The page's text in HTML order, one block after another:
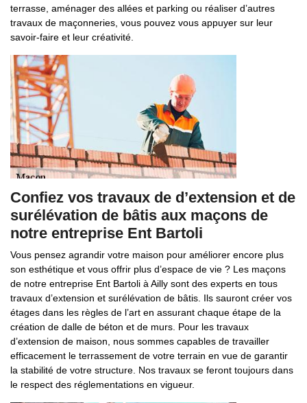
terrasse, aménager des allées et parking ou réaliser d’autres
travaux de maçonneries, vous pouvez vous appuyer sur leur
savoir-faire et leur créativité.
Confiez vos travaux de d’extension et de
surélévation de bâtis aux maçons de
notre entreprise Ent Bartoli
Vous pensez agrandir votre maison pour améliorer encore plus
son esthétique et vous offrir plus d’espace de vie ? Les maçons
de notre entreprise Ent Bartoli à Ailly sont des experts en tous
travaux d’extension et surélévation de bâtis. Ils sauront créer vos
étages dans les règles de l’art en assurant chaque étape de la
création de dalle de béton et de murs. Pour les travaux
d’extension de maison, nous sommes capables de travailler
efficacement le terrassement de votre terrain en vue de garantir
la stabilité de votre structure. Nos travaux se feront toujours dans
le respect des réglementations en vigueur.